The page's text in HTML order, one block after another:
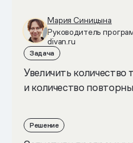
Мария Синицына
Руководитель
divan.ru
Задача
Увеличить количество
и количество
Решение